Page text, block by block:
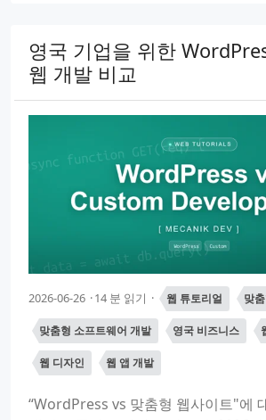
영국 기업을 위한
웹 개발 비교
2026-06-26 14 분 읽기 웹 튜토리얼 맞
맞춤형 소프트웨어 개발 영국 비즈니스
웹 디자인 웹 앱 개발
“WordPress vs 맞춤형 웹사이트"에